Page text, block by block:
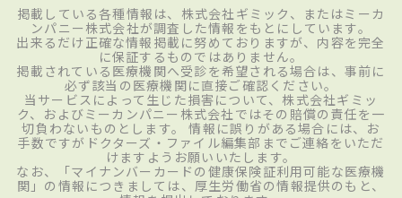
掲載している各種情報は、株式会社ギミック、またはミーカ
ンパニー株式会社が調査した情報をもとにしています。
出来るだけ正確な情報掲載に努めておりますが、内容を完全
に保証するものではありません。
掲載されている医療機関へ受診を希望される場合は、事前に
必ず該当の医療機関に直接ご確認ください。
当サービスによって生じた損害について、株式会社ギミッ
ク、およびミーカンパニー株式会社ではその賠償の責任を一
切負わないものとします。 情報に誤りがある場合には、お
手数ですがドクターズ・ファイル編集部までご連絡をいただ
けますようお願いいたします。
なお、「マイナンバーカードの健康保険証利用可能な医療機
関」の情報につきましては、厚生労働省の情報提供のもと、